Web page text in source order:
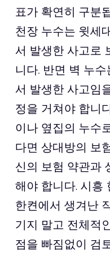
표가 확연히 구분
천장 누수는 윗세
서 발생한 사고로
니다. 반면 벽 누
서 발생한 사고임
정을 거쳐야 합니
이나 옆집의 누수
다면 상대방의 보
신의 보험 약관과
해야 합니다. 시흥
한켠에서 생겨난
기지 말고 전체적
점을 빠짐없이 검